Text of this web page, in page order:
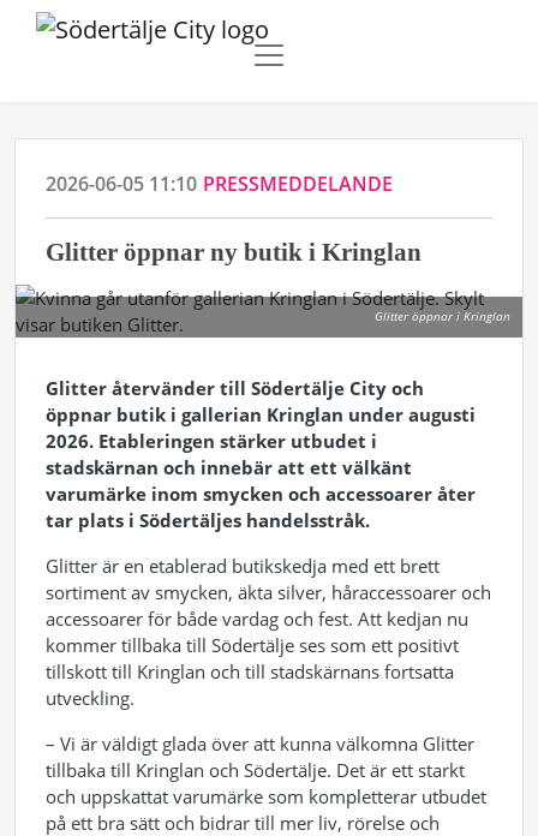
2026-06-05 11:10 PRESSMEDDELANDE
Glitter öppnar ny butik i Kringlan
Glitter öppnar i Kringlan
Glitter återvänder till Södertälje City och
öppnar butik i gallerian Kringlan under augusti
2026. Etableringen stärker utbudet i
stadskärnan och innebär att ett välkänt
varumärke inom smycken och accessoarer åter
tar plats i Södertäljes handelsstråk.
Glitter är en etablerad butikskedja med ett brett
sortiment av smycken, äkta silver, håraccessoarer och
accessoarer för både vardag och fest. Att kedjan nu
kommer tillbaka till Södertälje ses som ett positivt
tillskott till Kringlan och till stadskärnans fortsatta
utveckling.
– Vi är väldigt glada över att kunna välkomna Glitter
tillbaka till Kringlan och Södertälje. Det är ett starkt
och uppskattat varumärke som kompletterar utbudet
på ett bra sätt och bidrar till mer liv, rörelse och